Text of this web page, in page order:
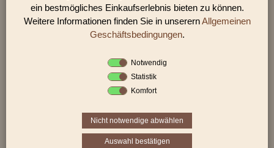
In unserem Perlen Shop finden sie zahlreich gedrückte Perlen
Blüten & Blätter und viele weiter Glasperlen.
Sie befinden sich in folgender Kategorie:
gedrückte Perlen|Blüten & Blätter
ein bestmögliches Einkaufserlebnis bieten zu können.
Weitere Informationen finden Sie in unserernAllgemeinen
Geschäftsbedingungen.
Notwendig
Statistik
Komfort
Nicht notwendige abwählen
Auswahl bestätigen